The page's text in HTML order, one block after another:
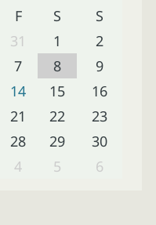
F S
S
31 1
2
7 8
9
14 15
16
21 22
23
28 29
30
4 5 6